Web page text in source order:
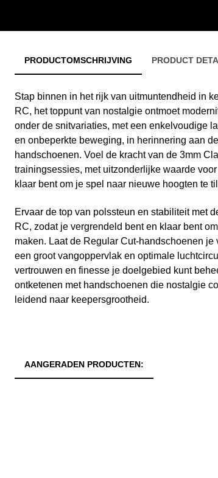
PRODUCTOMSCHRIJVING PRODUCT
Stap binnen in het rijk van uitmuntendheid in
RC, het toppunt van nostalgie ontmoet
onder de snitvariaties, met een enkelvoudige
en onbeperkte beweging, in herinnering aan
handschoenen. Voel de kracht van de 3mm
trainingsessies, met uitzonderlijke waarde
klaar bent om je spel naar nieuwe hoogten te
Ervaar de top van polssteun en stabiliteit met
RC, zodat je vergrendeld bent en klaar bent
maken. Laat de Regular Cut-handschoenen
een groot vangoppervlak en optimale
vertrouwen en finesse je doelgebied kunt
ontketenen met handschoenen die nostalgie
leidend naar keepersgrootheid.
AANGERADEN PRODUCTEN: